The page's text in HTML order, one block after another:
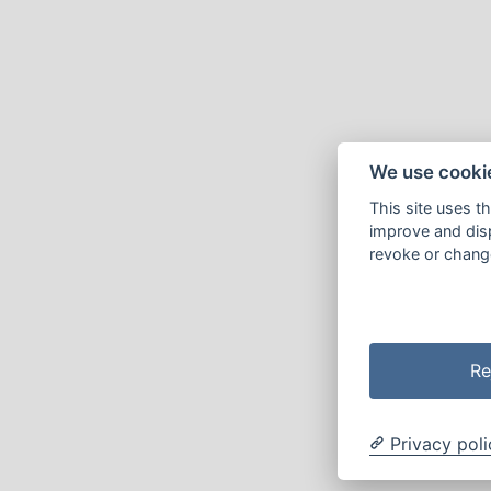
We use
This site uses
improve and
revoke or
Privacy